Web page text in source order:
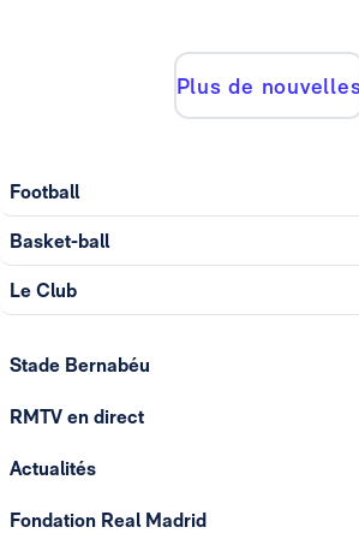
Plus de
Football
Basket-ball
Le Club
Stade Bernabéu
RMTV en direct
Actualités
Fondation Real Madrid